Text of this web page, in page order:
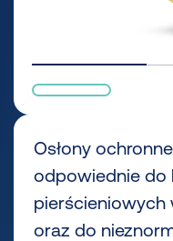
Osłony
odpowiednie do
pierścieniowych
oraz do